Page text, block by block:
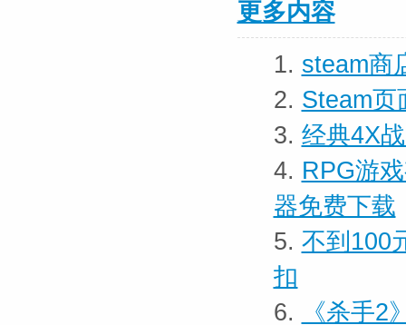
更多内容
1. steam商
2. Steam页
3. 经典4X
4. RPG游
器免费下载
5. 不到100
扣
6.
《杀手2